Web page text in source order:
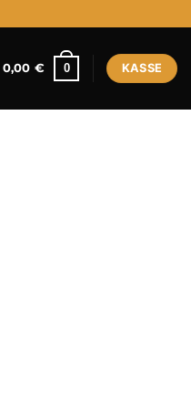
0,00 € 0 KASSE